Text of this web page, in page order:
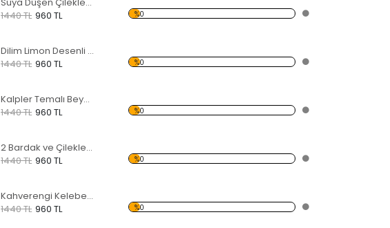
Suya Düşen Çilekler Temalı Beyaz Eşya Sticker
1440 TL 960 TL %0
Dilim Limon Desenli Temalı Beyaz Eşya Sticker
1440 TL 960 TL %0
Kalpler Temalı Beyaz Eşya Sticker
1440 TL 960 TL %0
2 Bardak ve Çilekler Temalı Beyaz Eşya Sticker
1440 TL 960 TL %0
Kahverengi Kelebekler Temalı Beyaz Eşya Sticker
1440 TL 960 TL %0